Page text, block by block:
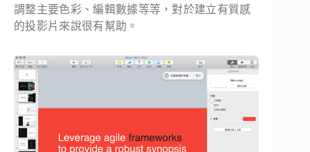
調整主要色彩、編輯數據等等，對於建立有質感
的投影片來說很有幫助。